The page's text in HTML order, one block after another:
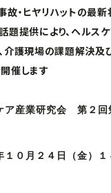
たい
したい
センター
支援課
故・ヒヤリハットの最
題提供により、ヘルス
介護現場の課題解決
催します
ア産業研究会　第２回
１０月２４日（金）